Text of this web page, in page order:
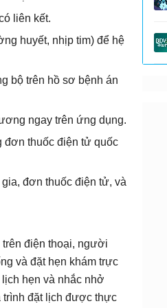
liên kết.
huyết, nhịp tim) để hệ
bộ trên hồ sơ bệnh án
ngay trên ứng dụng.
đơn thuốc điện tử quốc
đơn thuốc điện tử, và
điện thoại, người
và đặt hẹn khám trực
hẹn và nhắc nhở
trình đặt lịch được thực